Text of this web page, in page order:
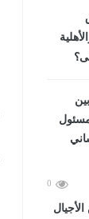
0